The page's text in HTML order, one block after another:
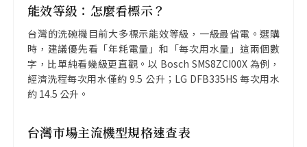
能效等級：怎麼看標示？
台灣的洗碗機目前大多標示能效等級，一級最省電。選購
時，建議優先看「年耗電量」和「每次用水量」這兩個數
字，比單純看幾級更直觀。以 Bosch SMS8ZCI00X 為例，
經濟洗程每次用水僅約 9.5 公升；LG DFB335HS 每次用水
約 14.5 公升。
台灣市場主流機型規格速查表